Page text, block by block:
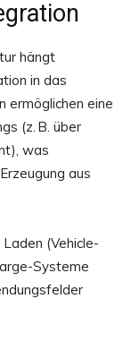
hängt
in das
ermöglichen eine
(z. B. über
was
aus
(Vehicle-
Systeme